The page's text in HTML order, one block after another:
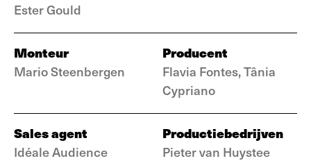
Ester Gould
Monteur
Mario Steenbergen
Producent
Flavia Fontes, Tânia
Cypriano
Sales agent
Idéale Audience
Productiebedrijven
Pieter van Huystee